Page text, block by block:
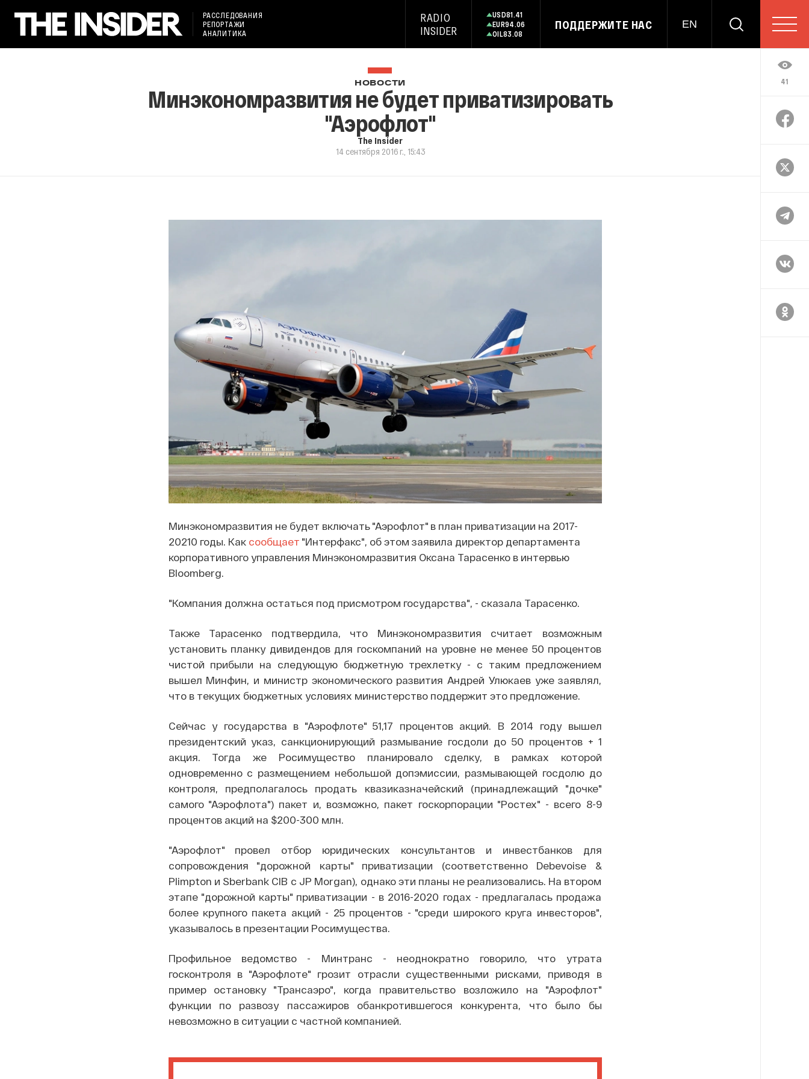
РАССЛЕДОВАНИЯ
РЕПОРТАЖИ
АНАЛИТИКА
RADIO
INSIDER
USD81.41
EUR94.06
OIL83.08
ПОДДЕРЖИТЕ НАС EN
41
НОВОСТИ
Минэкономразвития не будет приватизировать
"Аэрофлот"
The Insider
14 сентября 2016 г., 15:43
Минэкономразвития не будет включать "Аэрофлот" в план приватизации на 2017-
20210 годы. Как сообщает "Интерфакс", об этом заявила директор департамента
корпоративного управления Минэкономразвития Оксана Тарасенко в интервью
Bloomberg.
"Компания должна остаться под присмотром государства", - сказала Тарасенко.
Также Тарасенко подтвердила, что Минэкономразвития считает возможным
установить планку дивидендов для госкомпаний на уровне не менее 50 процентов
чистой прибыли на следующую бюджетную трехлетку - с таким предложением
вышел Минфин, и министр экономического развития Андрей Улюкаев уже заявлял,
что в текущих бюджетных условиях министерство поддержит это предложение.
Сейчас у государства в "Аэрофлоте" 51,17 процентов акций. В 2014 году вышел
президентский указ, санкционирующий размывание госдоли до 50 процентов + 1
акция. Тогда же Росимущество планировало сделку, в рамках которой
одновременно с размещением небольшой допэмиссии, размывающей госдолю до
контроля, предполагалось продать квазиказначейский (принадлежащий "дочке"
самого "Аэрофлота") пакет и, возможно, пакет госкорпорации "Ростех" - всего 8-9
процентов акций на $200-300 млн.
"Аэрофлот" провел отбор юридических консультантов и инвестбанков для
сопровождения "дорожной карты" приватизации (соответственно Debevoise &
Plimpton и Sberbank CIB с JP Morgan), однако эти планы не реализовались. На втором
этапе "дорожной карты" приватизации - в 2016-2020 годах - предлагалась продажа
более крупного пакета акций - 25 процентов - "среди широкого круга инвесторов",
указывалось в презентации Росимущества.
Профильное ведомство - Минтранс - неоднократно говорило, что утрата
госконтроля в "Аэрофлоте" грозит отрасли существенными рисками, приводя в
пример остановку "Трансаэро", когда правительство возложило на "Аэрофлот"
функции по развозу пассажиров обанкротившегося конкурента, что было бы
невозможно в ситуации с частной компанией.